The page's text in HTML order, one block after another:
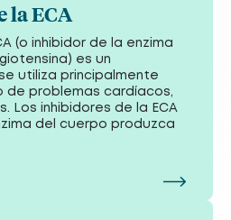
la ECA
(o inhibidor de la enzima
es un
utiliza principalmente
problemas cardíacos,
Los inhibidores de la ECA
del cuerpo produzca